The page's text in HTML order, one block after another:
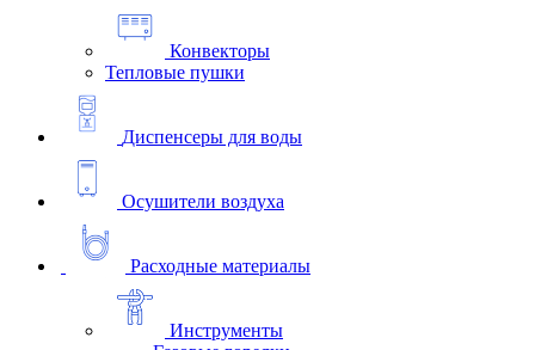
Конвекторы
Тепловые пушки
Диспенсеры для воды
Осушители воздуха
Расходные материалы
Инструменты